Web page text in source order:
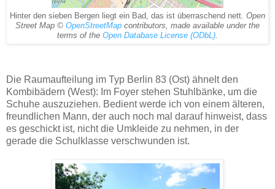
Hinter den sieben Bergen liegt ein Bad, das ist überraschend nett. Open
Street Map © OpenStreetMap contributors, made available under the
terms of the Open Database License (ODbL).
Die Raumaufteilung im Typ Berlin 83 (Ost) ähnelt den
Kombibädern (West): Im Foyer stehen Stuhlbänke, um die
Schuhe auszuziehen. Bedient werde ich von einem älteren,
freundlichen Mann, der auch noch mal darauf hinweist, dass
es geschickt ist, nicht die Umkleide zu nehmen, in der
gerade die Schulklasse verschwunden ist.